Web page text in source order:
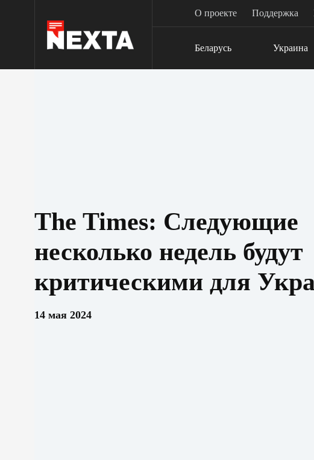
О проекте Поддержка
Беларусь Украина
The Times: Следующие
несколько недель будут
критическими для
14 мая 2024